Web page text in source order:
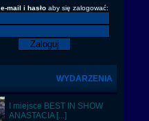
e-mail i hasłoaby się zalogować:
WYDARZENIA
I miejsce BEST IN SHOW
ANASTACIA [...]